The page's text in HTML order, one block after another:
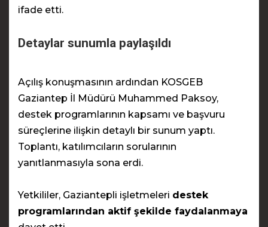
ifade etti.
Detaylar sunumla paylaşıldı
Açılış konuşmasının ardından KOSGEB
Gaziantep İl Müdürü Muhammed Paksoy,
destek programlarının kapsamı ve başvuru
süreçlerine ilişkin detaylı bir sunum yaptı.
Toplantı, katılımcıların sorularının
yanıtlanmasıyla sona erdi.
Yetkililer, Gaziantepli işletmeleri destek
programlarından aktif şekilde faydalanmaya